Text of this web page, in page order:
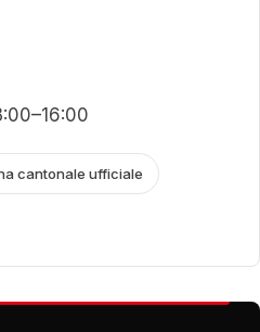
cantonale ufficiale